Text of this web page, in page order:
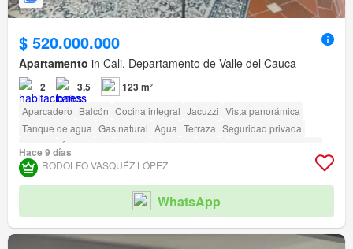
$ 520.000.000
Apartamento in Cali, Departamento de Valle del Cauca
2 3,5 123 m²
Aparcadero Balcón Cocina integral Jacuzzi Vista panorámica
Tanque de agua Gas natural Agua Terraza Seguridad privada
Piscina
Área infantil Ascensor Sauna Jardín Caseta de vigilancia
Hace 9 días
RODOLFO VASQUÉZ LÓPEZ
WhatsApp